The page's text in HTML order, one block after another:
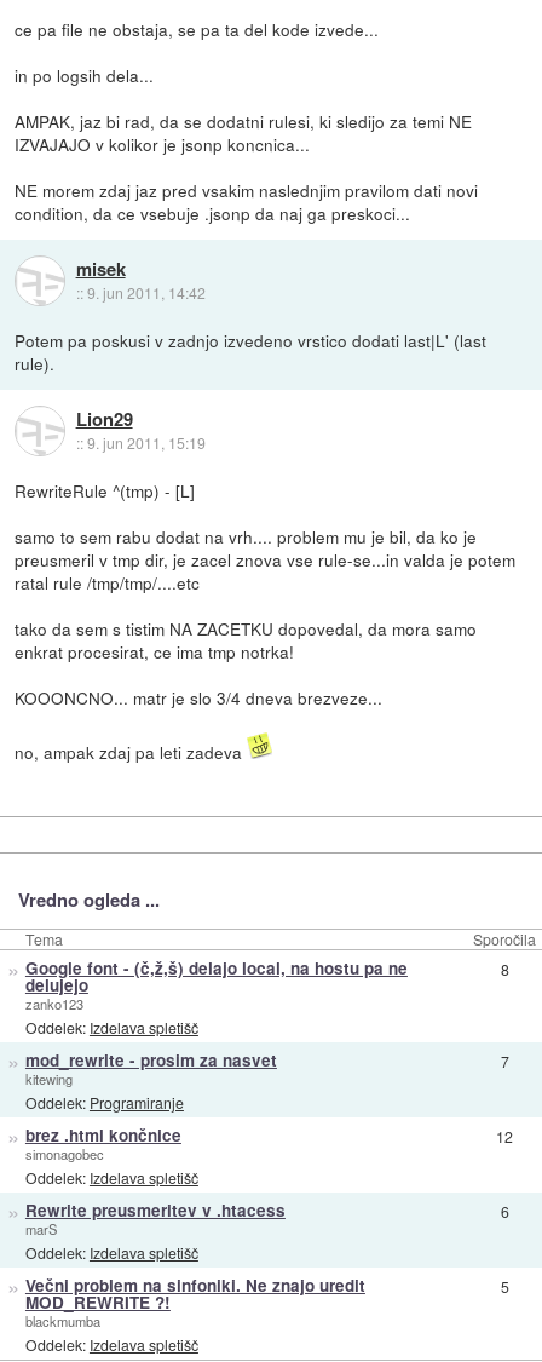
ce pa file ne obstaja, se pa ta del kode izvede...
in po logsih dela...
AMPAK, jaz bi rad, da se dodatni rulesi, ki sledijo za temi NE
IZVAJAJO v kolikor je jsonp koncnica...
NE morem zdaj jaz pred vsakim naslednjim pravilom dati novi
condition, da ce vsebuje .jsonp da naj ga preskoci...
misek
::9. jun 2011, 14:42
Potem pa poskusi v zadnjo izvedeno vrstico dodati last|L' (last
rule).
Lion29
::9. jun 2011, 15:19
RewriteRule ^(tmp) - [L]
samo to sem rabu dodat na vrh.... problem mu je bil, da ko je
preusmeril v tmp dir, je zacel znova vse rule-se...in valda je potem
ratal rule /tmp/tmp/....etc
tako da sem s tistim NA ZACETKU dopovedal, da mora samo
enkrat procesirat, ce ima tmp notrka!
KOOONCNO... matr je slo 3/4 dneva brezveze...
no, ampak zdaj pa leti zadeva
Vredno ogleda ...
Tema Sporočila
» Google font - (č,ž,š) delajo local, na hostu pa ne
delujejo
zanko123
Oddelek: Izdelava spletišč
8
» mod_rewrite - prosim za nasvet
kitewing
Oddelek: Programiranje
7
» brez .html končnice
simonagobec
Oddelek: Izdelava spletišč
12
» Rewrite preusmeritev v .htacess
marS
Oddelek: Izdelava spletišč
6
» Večni problem na sinfoniki. Ne znajo uredit
MOD_REWRITE ?!
blackmumba
Oddelek: Izdelava spletišč
5